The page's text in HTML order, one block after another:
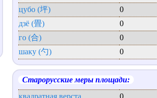
цубо (坪)
0
дзё (畳)
0
го (合)
0
шаку (勺)
0
Старорусские меры площади:
квадратная верста
0